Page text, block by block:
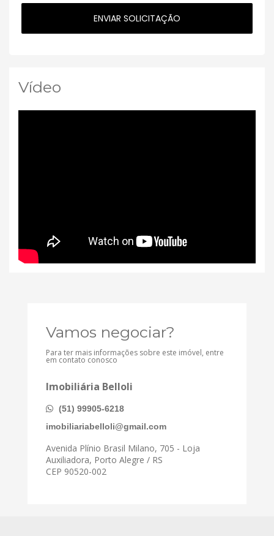
Vídeo
Vamos negociar?
Para ter mais informações sobre este imóvel, entre
em contato conosco
Imobiliária Belloli
(51) 99905-6218
imobiliariabelloli@gmail.com
Avenida Plínio Brasil Milano, 705 - Loja
Auxiliadora, Porto Alegre / RS
CEP 90520-002